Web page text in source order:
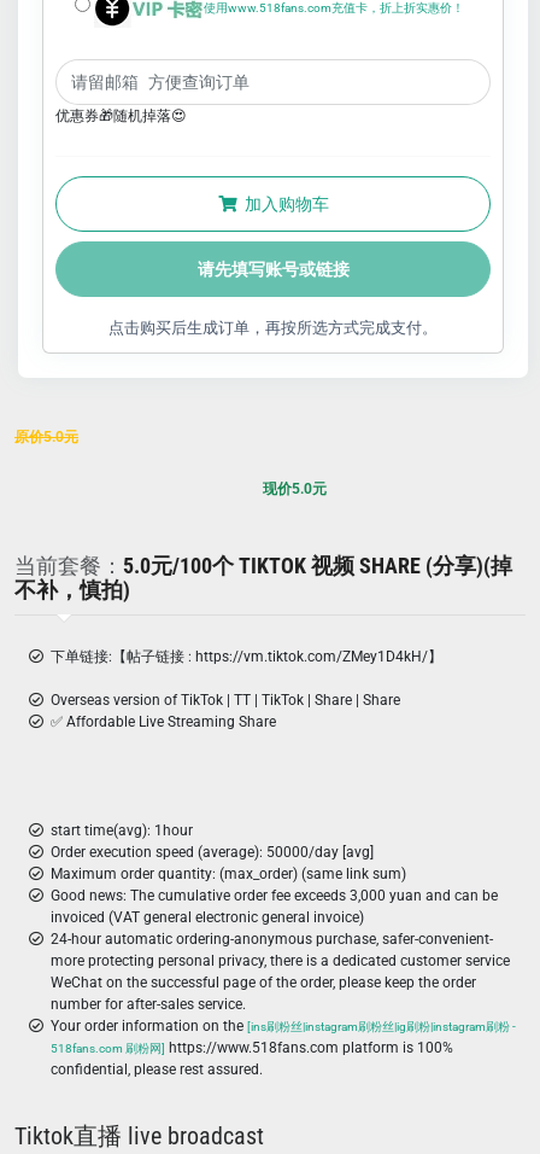
使用www.518fans.com充值卡，折上折实惠价！
优惠券🎁随机掉落😍
加入购物车
请先填写账号或链接
点击购买后生成订单，再按所选方式完成支付。
原价5.0元
现价5.0元
当前套餐： 5.0元/100个 TIKTOK 视频 SHARE (分享)(掉
不补，慎拍)
下单链接:【帖子链接 : https://vm.tiktok.com/ZMey1D4kH/】
Overseas version of TikTok | TT | TikTok | Share | Share
✅ Affordable Live Streaming Share
start time(avg): 1hour
Order execution speed (average): 50000/day [avg]
Maximum order quantity: (max_order) (same link sum)
Good news: The cumulative order fee exceeds 3,000 yuan and can be
invoiced (VAT general electronic general invoice)
24-hour automatic ordering-anonymous purchase, safer-convenient-
more protecting personal privacy, there is a dedicated customer service
WeChat on the successful page of the order, please keep the order
number for after-sales service.
Your order information on the [ins刷粉丝|instagram刷粉丝|ig刷粉|instagram刷粉 -
518fans.com 刷粉网]
https://www.518fans.com platform is 100%
confidential, please rest assured.
Tiktok直播 live broadcast